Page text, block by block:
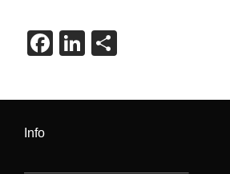
F
c
Li
k
n
Info